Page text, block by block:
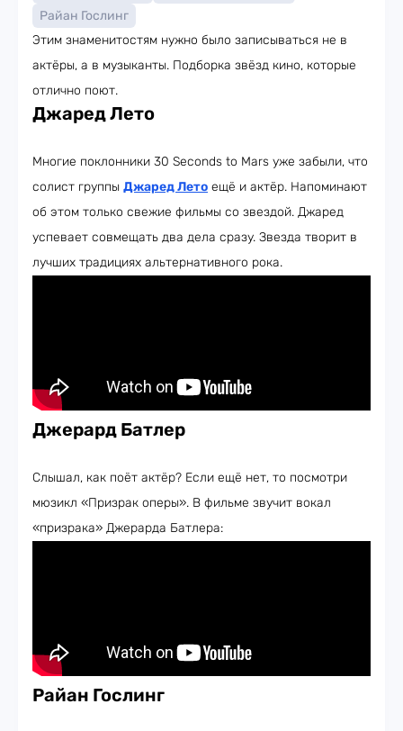
Райан Гослинг
Этим знаменитостям нужно было записываться не в
актёры, а в музыканты. Подборка звёзд кино, которые
отлично поют.
Джаред Лето
Многие поклонники 30 Seconds to Mars уже забыли, что
солист группы Джаред Лето ещё и актёр. Напоминают
об этом только свежие фильмы со звездой. Джаред
успевает совмещать два дела сразу. Звезда творит в
лучших традициях альтернативного рока.
Джерард Батлер
Слышал, как поёт актёр? Если ещё нет, то посмотри
мюзикл «Призрак оперы». В фильме звучит вокал
«призрака» Джерарда Батлера:
Райан Гослинг